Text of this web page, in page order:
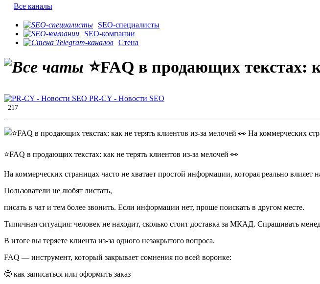
Все каналы
SEO-специалисты
SEO-компании
Стена
⭐️FAQ в продающих текстах:
PR-CY - Новости SEO
217
⭐️FAQ в продающих текстах: как не терять клиентов из-за мелочей 👀
На коммерческих страницах часто не хватает простой информации, которая реально влияет
Пользователи не любят листать,
писать в чат и тем более звонить. Если информации нет, проще поискать в другом месте.
Типичная ситуация: человек не находит, сколько стоит доставка за МКАД. Спрашивать
В итоге вы теряете клиента из-за одного незакрытого вопроса.
FAQ — инструмент, который закрывает сомнения по всей воронке:
🤩 как записаться или оформить заказ